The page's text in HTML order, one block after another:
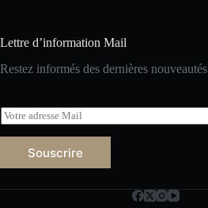
Lettre d’information Mail
Restez informés des dernières nouveautés
E
m
a
l
Souscrire